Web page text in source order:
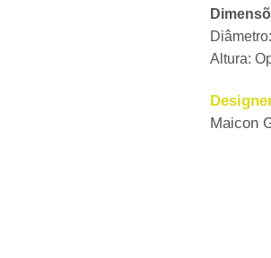
Altura:
Maicon